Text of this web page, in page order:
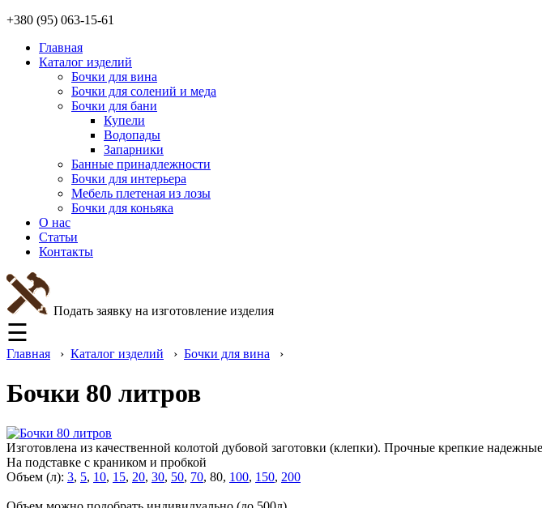
+380 (95) 063-15-61
Главная
Каталог изделий
Бочки для вина
Бочки для солений и меда
Бочки для бани
Купели
Водопады
Запарники
Банные принадлежности
Бочки для интерьера
Мебель плетеная из лозы
Бочки для коньяка
О нас
Cтатьи
Контакты
Подать заявку на изготовление изделия
☰
Главная › Каталог изделий › Бочки для вина ›
Бочки 80 литров
Изготовлена из качественной колотой дубовой заготовки (клепки). Прочные крепкие надежные
На подставке с краником и пробкой
Объем (л): 3, 5, 10, 15, 20, 30, 50, 70, 80, 100, 150, 200